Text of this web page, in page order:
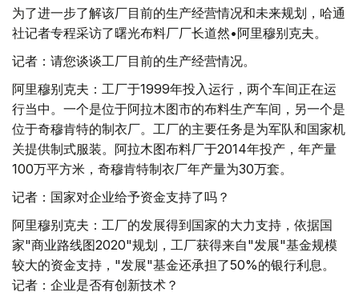
为了进一步了解该厂目前的生产经营情况和未来规划，哈通
社记者专程采访了曙光布料厂厂长道然•阿里穆别克夫。
记者：请您谈谈工厂目前的生产经营情况。
阿里穆别克夫：工厂于1999年投入运行，两个车间正在运
行当中。一个是位于阿拉木图市的布料生产车间，另一个是
位于奇穆肯特的制衣厂。工厂的主要任务是为军队和国家机
关提供制式服装。阿拉木图布料厂于2014年投产，年产量
100万平方米，奇穆肯特制衣厂年产量为30万套。
记者：国家对企业给予资金支持了吗？
阿里穆别克夫：工厂的发展得到国家的大力支持，依据国
家"商业路线图2020"规划，工厂获得来自"发展"基金规模
较大的资金支持，"发展"基金还承担了50%的银行利息。
记者：企业是否有创新技术？